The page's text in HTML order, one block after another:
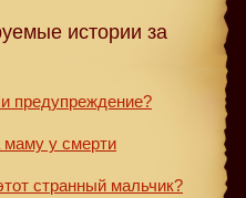
истории за
предупреждение?
у смерти
странный мальчик?